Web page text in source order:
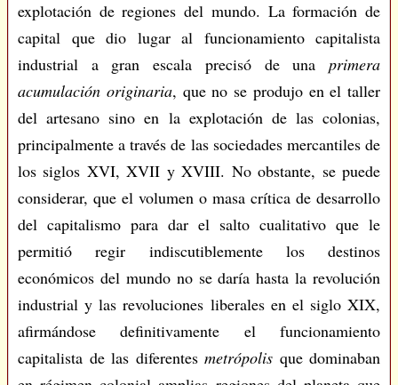
explotación de regiones del mundo. La formación de
capital que dio lugar al funcionamiento capitalista
industrial a gran escala precisó de una primera
acumulación originaria, que no se produjo en el taller
del artesano sino en la explotación de las colonias,
principalmente a través de las sociedades mercantiles de
los siglos XVI, XVII y XVIII. No obstante, se puede
considerar, que el volumen o masa crítica de desarrollo
del capitalismo para dar el salto cualitativo que le
permitió regir indiscutiblemente los destinos
económicos del mundo no se daría hasta la revolución
industrial y las revoluciones liberales en el siglo XIX,
afirmándose definitivamente el funcionamiento
capitalista de las diferentes metrópolis que dominaban